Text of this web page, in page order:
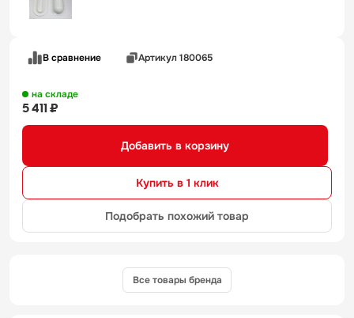
В сравнение Артикул 180065
на складе
5 411 ₽
Добавить в корзину
Купить в 1 клик
Подобрать похожий товар
Все товары бренда